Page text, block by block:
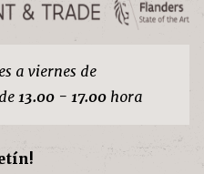
a viernes de
13.00 - 17.00 hora